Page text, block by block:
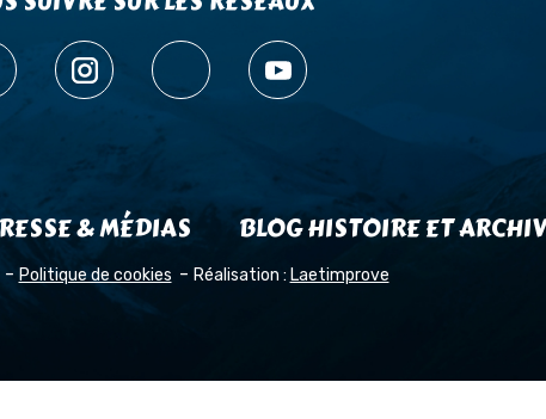
& MÉDIAS BLOG HISTOIRE ET
Politique de cookies Réalisation : Laetimprove